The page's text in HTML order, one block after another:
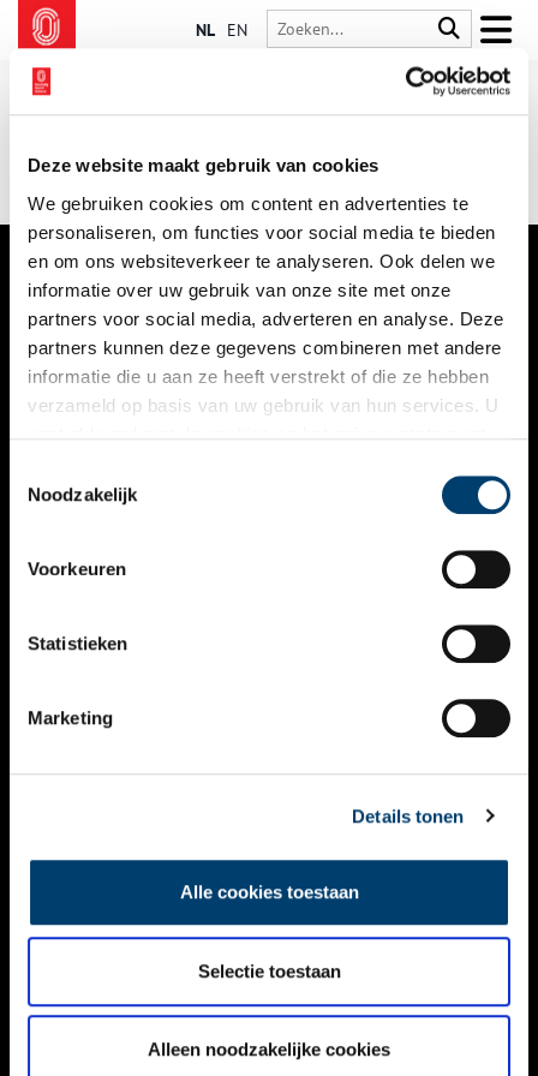
Deze website maakt gebruik van cookies
We gebruiken cookies om content en advertenties te
personaliseren, om functies voor social media te bieden
en om ons websiteverkeer te analyseren. Ook delen we
informatie over uw gebruik van onze site met onze
partners voor social media, adverteren en analyse. Deze
partners kunnen deze gegevens combineren met andere
informatie die u aan ze heeft verstrekt of die ze hebben
verzameld op basis van uw gebruik van hun services. U
Noodzakelijk
Voorkeuren
Statistieken
Marketing
Details tonen
Alle cookies toestaan
Selectie toestaan
Alleen noodzakelijke cookies
NL EN
VERHALEN
NIEUWS
KALENDER
ACTIVITEITEN
NIEUWSBRIEF
DISCLAIMER
TOEGANKELIJKHEID
Volg ONH op social media